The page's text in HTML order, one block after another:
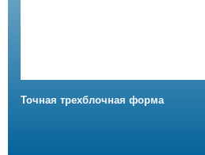
Точная трехблочная форма